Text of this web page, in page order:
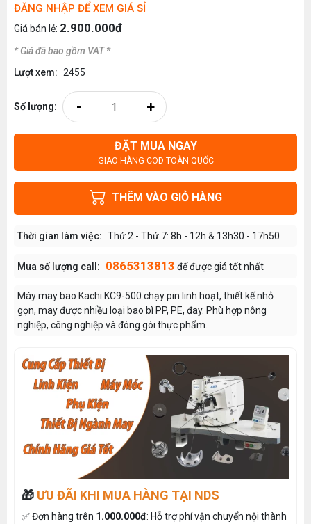
ĐĂNG NHẬP ĐỂ XEM GIÁ SỈ
Giá bán lẻ: 2.900.000đ
* Giá đã bao gồm VAT *
Lượt xem: 2455
Số lượng: - +
ĐẶT MUA NGAY
GIAO HÀNG COD TOÀN QUỐC
THÊM VÀO GIỎ HÀNG
Thời gian làm việc: Thứ 2 - Thứ 7: 8h - 12h & 13h30 - 17h50
Mua số lượng call: 0865313813 để được giá tốt nhất
Máy may bao Kachi KC9-500 chạy pin linh hoạt, thiết kế nhỏ
gọn, may được nhiều loại bao bì PP, PE, đay. Phù hợp nông
nghiệp, công nghiệp và đóng gói thực phẩm.
🎁 ƯU ĐÃI KHI MUA HÀNG TẠI NDS
✅ Đơn hàng trên 1.000.000đ: Hỗ trợ phí vận chuyển nội thành